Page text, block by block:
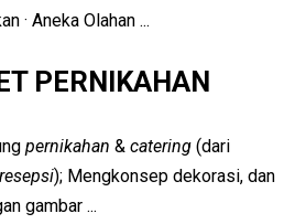
· Aneka Olahan ...
PERNIKAHAN
pernikahan & catering (dari
resepsi); Mengkonsep dekorasi, dan
gambar ...